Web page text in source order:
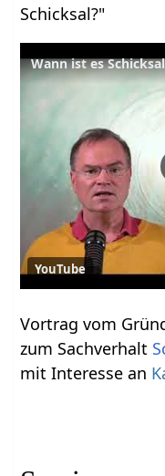
Schicksal?"
Wann ist es
YouTube
Vortrag vom
zum Sachverhalt
mit Interesse an